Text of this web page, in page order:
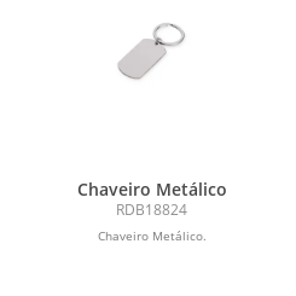
Chaveiro Metálico
RDB18824
Chaveiro Metálico.